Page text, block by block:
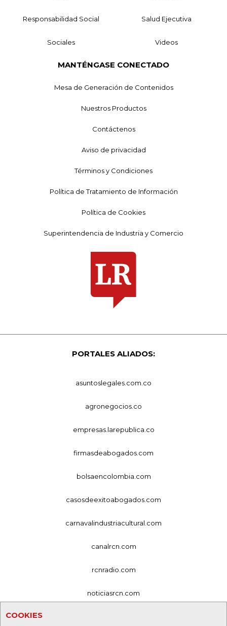
COOKIES
Responsabilidad Social Salud Ejecutiva
Sociales Videos
MANTÉNGASE CONECTADO
Mesa de Generación de Contenidos
Nuestros Productos
Contáctenos
Aviso de privacidad
Términos y Condiciones
Política de Tratamiento de Información
Política de Cookies
Superintendencia de Industria y Comercio
PORTALES ALIADOS:
asuntoslegales.com.co
agronegocios.co
empresas.larepublica.co
firmasdeabogados.com
bolsaencolombia.com
casosdeexitoabogados.com
carnavalindustriacultural.com
canalrcn.com
rcnradio.com
noticiasrcn.com